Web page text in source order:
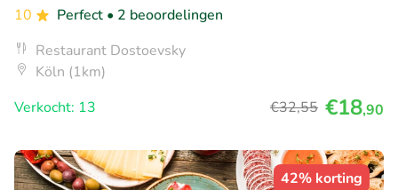
10
Perfect • 2 beoordelingen
Restaurant Dostoevsky
Köln (1km)
Verkocht: 13
€32,55 €18,90
42% korting